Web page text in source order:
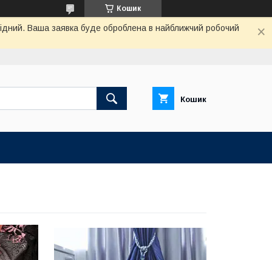
Кошик
Ваша заявка буде оброблена в найближчий робочий
Кошик